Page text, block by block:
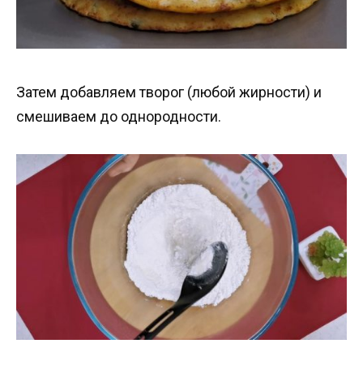
Затем добавляем творог (любой жирности) и
смешиваем до однородности.